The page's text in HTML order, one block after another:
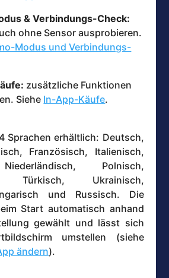
& Verbindungs-Check:
ohne Sensor ausprobieren.
Modus und Verbindungs-
zusätzliche Funktionen
Siehe In-App-Käufe.
Sprachen erhältlich: Deutsch,
Französisch, Italienisch,
Polnisch,
Türkisch, Ukrainisch,
und Russisch. Die
Start automatisch anhand
gewählt und lässt sich
umstellen (siehe
ändern).